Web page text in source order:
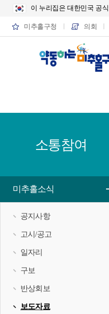
이 누리집은 대한민국 공
미추홀구청 의회
소통참여
미추홀소식
공지사항
고시/공고
일자리
구보
반상회보
보도자료